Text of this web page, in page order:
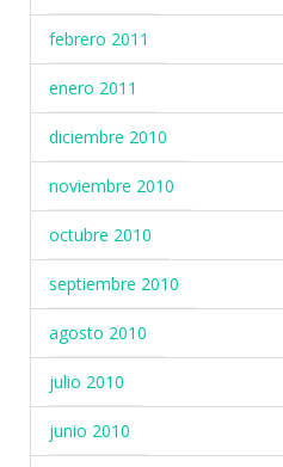
febrero 2011
enero 2011
diciembre 2010
noviembre 2010
octubre 2010
septiembre 2010
agosto 2010
julio 2010
junio 2010